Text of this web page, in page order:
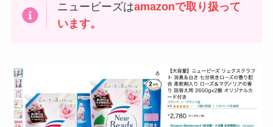
ニュービーズはamazonで取り扱って
います。